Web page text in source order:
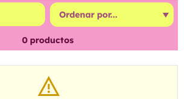
0productos